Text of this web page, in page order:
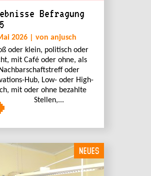
Befragung
2026 | von anjusch
oder klein, politisch oder
mit Café oder ohne, als
Nachbarschaftstreff oder
Hub, Low- oder High-
mit oder ohne bezahlte
Stellen,...
NEUES